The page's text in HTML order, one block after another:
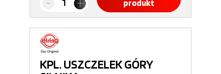
produkt
KPL. USZCZELEK GÓRY